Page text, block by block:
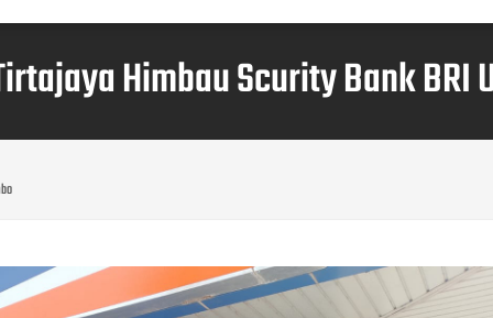
Himbau Scurity Bank BRI